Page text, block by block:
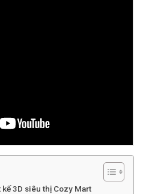
3D siêu thị Cozy Mart